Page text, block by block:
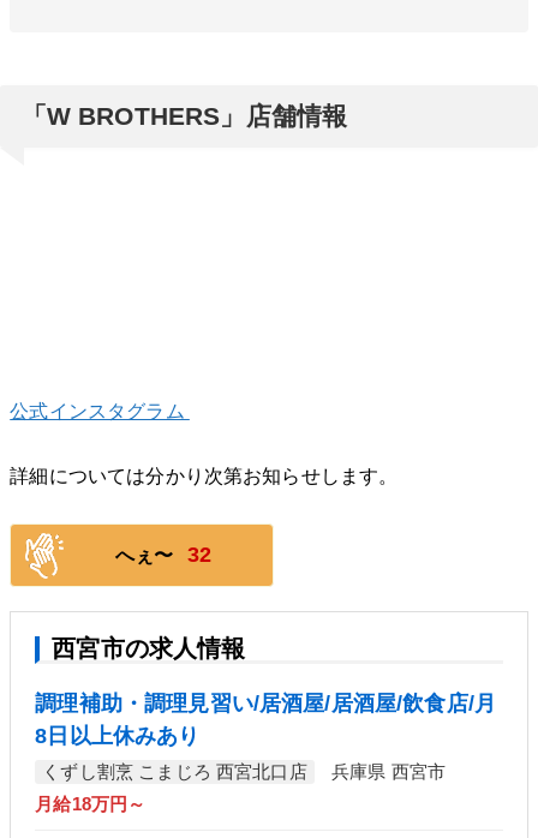
「W BROTHERS」店舗情報
公式インスタグラム
詳細については分かり次第お知らせします。
へぇ〜 32
西宮市の求人情報
調理補助・調理見習い/居酒屋/居酒屋/飲食店/月
8日以上休みあり
くずし割烹 こまじろ 西宮北口店
兵庫県 西宮市
月給18万円～